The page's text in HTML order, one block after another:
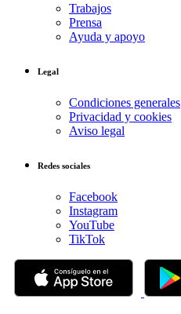
Trabajos
Prensa
Ayuda y apoyo
Legal
Condiciones generales
Privacidad y cookies
Aviso legal
Redes sociales
Facebook
Instagram
YouTube
TikTok